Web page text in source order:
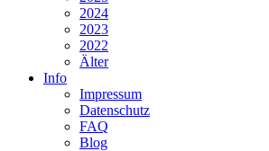
2024
2023
2022
Älter
Info
Impressum
Datenschutz
FAQ
Blog